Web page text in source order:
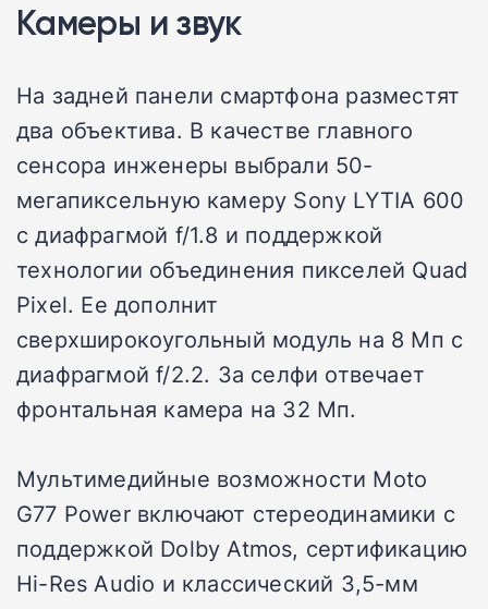
Камеры и звук
На задней панели смартфона разместят
два объектива. В качестве главного
сенсора инженеры выбрали 50-
мегапиксельную камеру Sony LYTIA 600
с диафрагмой f/1.8 и поддержкой
технологии объединения пикселей Quad
Pixel. Ее дополнит
сверхширокоугольный модуль на 8 Мп с
диафрагмой f/2.2. За селфи отвечает
фронтальная камера на 32 Мп.
Мультимедийные возможности Moto
G77 Power включают стереодинамики с
поддержкой Dolby Atmos, сертификацию
Hi-Res Audio и классический 3,5-мм